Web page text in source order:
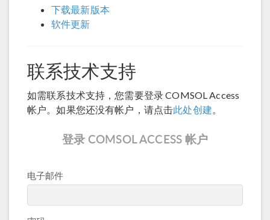
下载最新版本
软件更新
联系技术支持
如需联系技术支持，您需要登录 COMSOL Access
帐户。如果您还没有帐户，请点击此处创建。
登录 COMSOL ACCESS 帐户
电子邮件